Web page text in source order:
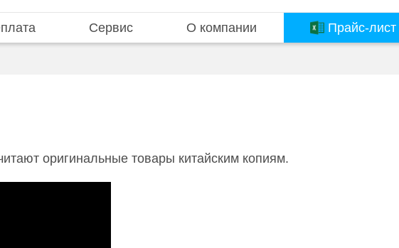
Сервис О компании Прайс-лист
оригинальные товары китайским копиям.